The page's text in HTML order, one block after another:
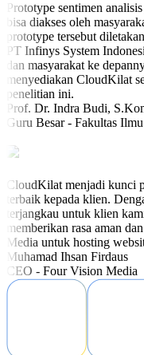
Prototype sentimen
bisa diakses oleh
prototype tersebut
PT Infinys System
dan masyarakat ke
menyediakan CloudKilat
penelitian ini.
Prof. Dr. Indra Budi,
Guru Besar - Fakultas
CloudKilat menjadi kunci
terbaik kepada klien.
terjangkau untuk klien
memberikan rasa aman
Media untuk hosting
Muhamad Ihsan Firdaus
CEO - Four Vision Media